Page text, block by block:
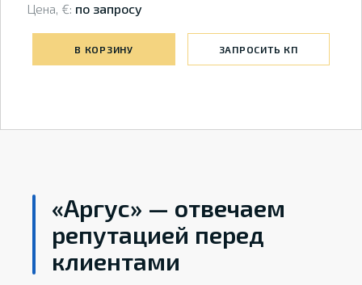
Цена, €: по запросу
В КОРЗИНУ ЗАПРОСИТЬ КП
«Аргус» — отвечаем
репутацией перед
клиентами